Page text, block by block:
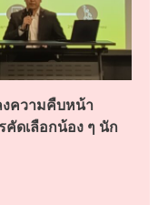
งความคืบหน้า
ดเลือกน้อง ๆ นัก